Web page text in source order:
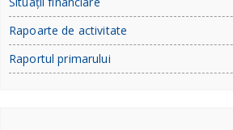
Rapoarte de activitate
Raportul primarului